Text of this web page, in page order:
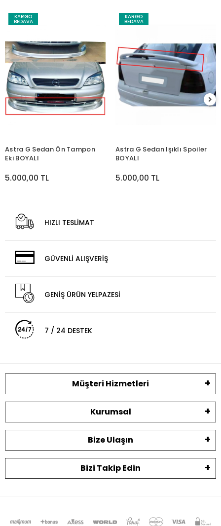
KARGO
BEDAVA
Astra G Sedan Ön Tampon
Eki BOYALI
5.000,00 TL
KARGO
BEDAVA
Astra G Sedan Işıklı Spoiler
BOYALI
5.000,00 TL
HIZLI TESLİMAT
GÜVENLİ ALIŞVERİŞ
GENİŞ ÜRÜN YELPAZESİ
7 / 24 DESTEK
Müşteri Hizmetleri
Kurumsal
Bize Ulaşın
Bizi Takip Edin